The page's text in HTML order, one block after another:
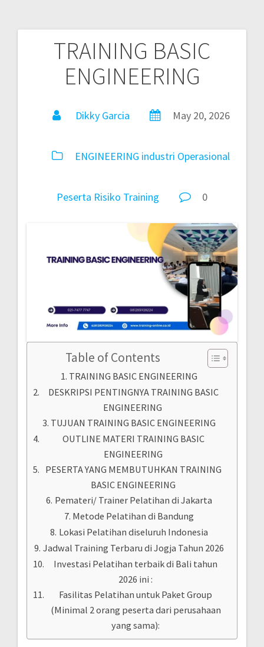
TRAINING BASIC
ENGINEERING
Dikky Garcia May 20, 2026
ENGINEERING industri Operasional
Peserta Risiko Training 0
Table of Contents
TRAINING BASIC ENGINEERING
DESKRIPSI PENTINGNYA TRAINING BASIC
ENGINEERING
TUJUAN TRAINING BASIC ENGINEERING
OUTLINE MATERI TRAINING BASIC
ENGINEERING
PESERTA YANG MEMBUTUHKAN TRAINING
BASIC ENGINEERING
Pemateri/ Trainer Pelatihan di Jakarta
Metode Pelatihan di Bandung
Lokasi Pelatihan diseluruh Indonesia
Jadwal Training Terbaru di Jogja Tahun 2026
Investasi Pelatihan terbaik di Bali tahun
2026 ini :
Fasilitas Pelatihan untuk Paket Group
(Minimal 2 orang peserta dari perusahaan
yang sama):